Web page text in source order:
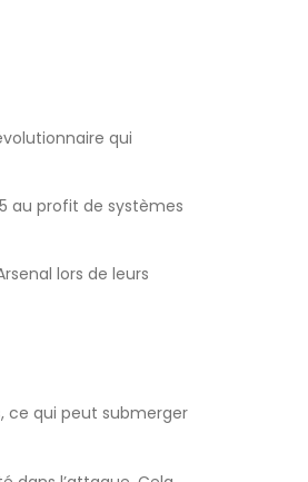
qui
au profit de systèmes
lors de leurs
ce qui peut submerger